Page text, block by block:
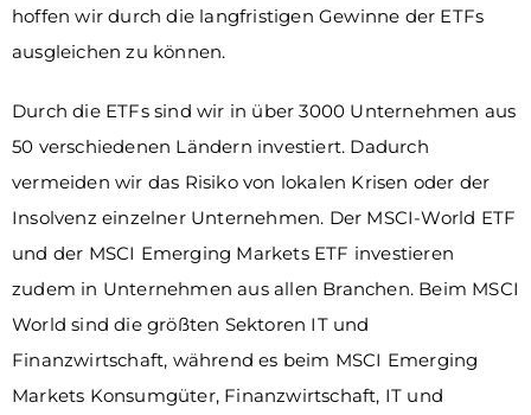
hoffen wir durch die langfristigen Gewinne der ETFs
ausgleichen zu können.
Durch die ETFs sind wir in über 3000 Unternehmen aus
50 verschiedenen Ländern investiert. Dadurch
vermeiden wir das Risiko von lokalen Krisen oder der
Insolvenz einzelner Unternehmen. Der MSCI-World ETF
und der MSCI Emerging Markets ETF investieren
zudem in Unternehmen aus allen Branchen. Beim MSCI
World sind die größten Sektoren IT und
Finanzwirtschaft, während es beim MSCI Emerging
Markets Konsumgüter, Finanzwirtschaft, IT und